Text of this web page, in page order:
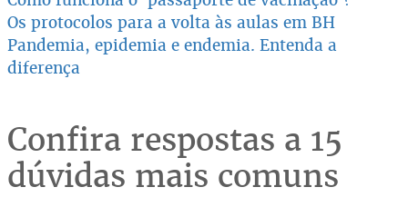
Os protocolos para a volta às aulas em BH
Pandemia, epidemia e endemia. Entenda a
diferença
Confira respostas a 15
dúvidas mais comuns